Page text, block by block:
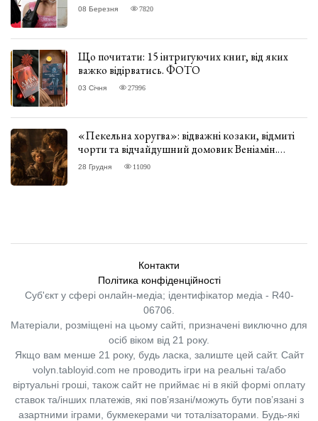
08 Березня 7820
Що почитати: 15 інтригуючих книг, від яких
важко відірватись. ФОТО
03 Січня 27996
«Пекельна хоругва»: відважні козаки, відмиті
чорти та відчайдушний домовик Веніамін.
ВІДГУК
28 Грудня 11090
Контакти
Політика конфіденційності
Суб'єкт у сфері онлайн-медіа; ідентифікатор медіа - R40-
06706.
Матеріали, розміщені на цьому сайті, призначені виключно для
осіб віком від 21 року.
Якщо вам менше 21 року, будь ласка, залиште цей сайт. Сайт
volyn.tabloyid.com не проводить ігри на реальні та/або
віртуальні гроші, також сайт не приймає ні в якій формі оплату
ставок та/інших платежів, які пов’язані/можуть бути пов’язані з
азартними іграми, букмекерами чи тоталізаторами. Будь-які